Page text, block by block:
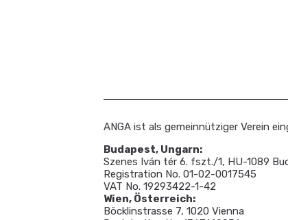
ANGA ist als gemeinnütziger Verein
Budapest, Ungarn:
Szenes Iván tér 6. fszt./1, HU-1089
Registration No. 01-02-0017545
VAT No. 19293422-1-42
Wien, Österreich:
Böcklinstrasse 7, 1020 Vienna